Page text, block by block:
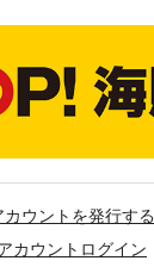
カウントを発行する
カウントログイン